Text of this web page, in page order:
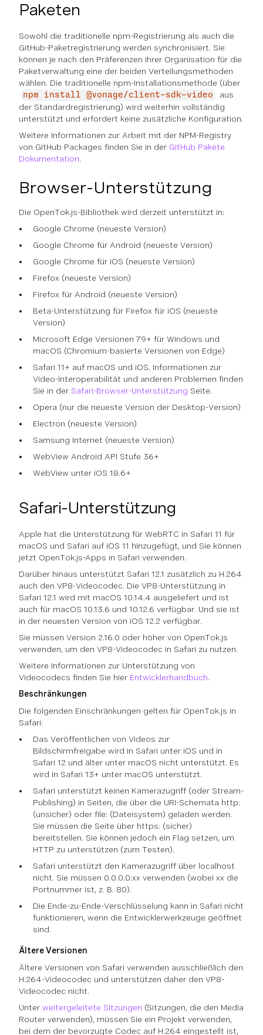
Paketen
Sowohl die traditionelle npm-Registrierung als auch die
GitHub-Paketregistrierung werden synchronisiert. Sie
können je nach den Präferenzen Ihrer Organisation für die
Paketverwaltung eine der beiden Verteilungsmethoden
wählen. Die traditionelle npm-Installationsmethode (über
npm install @vonage/client-sdk-video
aus
der Standardregistrierung) wird weiterhin vollständig
unterstützt und erfordert keine zusätzliche Konfiguration.
Weitere Informationen zur Arbeit mit der NPM-Registry
von GitHub Packages finden Sie in der GitHub Pakete
Dokumentation.
Browser-Unterstützung
Die OpenTok.js-Bibliothek wird derzeit unterstützt in:
Google Chrome (neueste Version)
Google Chrome für Android (neueste Version)
Google Chrome für iOS (neueste Version)
Firefox (neueste Version)
Firefox für Android (neueste Version)
Beta-Unterstützung für Firefox für iOS (neueste
Version)
Microsoft Edge Versionen 79+ für Windows und
macOS (Chromium-basierte Versionen von Edge)
Safari 11+ auf macOS und iOS. Informationen zur
Video-Interoperabilität und anderen Problemen finden
Sie in der Safari-Browser-Unterstützung Seite.
Opera (nur die neueste Version der Desktop-Version)
Electron (neueste Version)
Samsung Internet (neueste Version)
WebView Android API Stufe 36+
WebView unter iOS 18.6+
Safari-Unterstützung
Apple hat die Unterstützung für WebRTC in Safari 11 für
macOS und Safari auf iOS 11 hinzugefügt, und Sie können
jetzt OpenTok.js-Apps in Safari verwenden.
Darüber hinaus unterstützt Safari 12.1 zusätzlich zu H.264
auch den VP8-Videocodec. Die VP8-Unterstützung in
Safari 12.1 wird mit macOS 10.14.4 ausgeliefert und ist
auch für macOS 10.13.6 und 10.12.6 verfügbar. Und sie ist
in der neuesten Version von iOS 12.2 verfügbar.
Sie müssen Version 2.16.0 oder höher von OpenTok.js
verwenden, um den VP8-Videocodec in Safari zu nutzen.
Weitere Informationen zur Unterstützung von
Videocodecs finden Sie hier Entwicklerhandbuch.
Beschränkungen
Die folgenden Einschränkungen gelten für OpenTok.js in
Safari:
Das Veröffentlichen von Videos zur
Bildschirmfreigabe wird in Safari unter iOS und in
Safari 12 und älter unter macOS nicht unterstützt. Es
wird in Safari 13+ unter macOS unterstützt.
Safari unterstützt keinen Kamerazugriff (oder Stream-
Publishing) in Seiten, die über die URI-Schemata http:
(unsicher) oder file: (Dateisystem) geladen werden.
Sie müssen die Seite über https: (sicher)
bereitstellen. Sie können jedoch ein Flag setzen, um
HTTP zu unterstützen (zum Testen).
Safari unterstützt den Kamerazugriff über localhost
nicht. Sie müssen 0.0.0.0:xx verwenden (wobei xx die
Portnummer ist, z. B. 80).
Die Ende-zu-Ende-Verschlüsselung kann in Safari nicht
funktionieren, wenn die Entwicklerwerkzeuge geöffnet
sind.
Ältere Versionen
Ältere Versionen von Safari verwenden ausschließlich den
H.264-Videocodec und unterstützen daher den VP8-
Videocodec nicht.
Unter weitergeleitete Sitzungen (Sitzungen, die den Media
Router verwenden), müssen Sie ein Projekt verwenden,
bei dem der bevorzugte Codec auf H.264 eingestellt ist,